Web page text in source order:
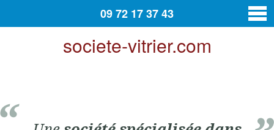
09 72 17 37 43
societe-vitrier.com